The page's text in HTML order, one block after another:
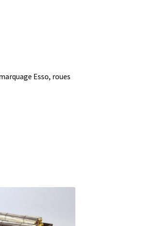
Esso, roues